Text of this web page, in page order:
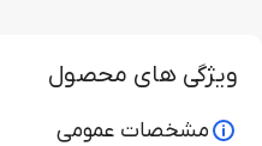
ویژگی های محصول
مشخصات عمومی